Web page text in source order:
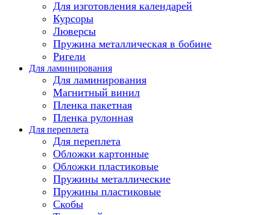
Для изготовления календарей
Курсоры
Люверсы
Пружина металлическая в бобине
Ригели
Для ламинирования
Для ламинирования
Магнитный винил
Пленка пакетная
Пленка рулонная
Для переплета
Для переплета
Обложки картонные
Обложки пластиковые
Пружины металлические
Пружины пластиковые
Скобы